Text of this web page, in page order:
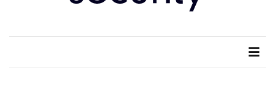
All of security